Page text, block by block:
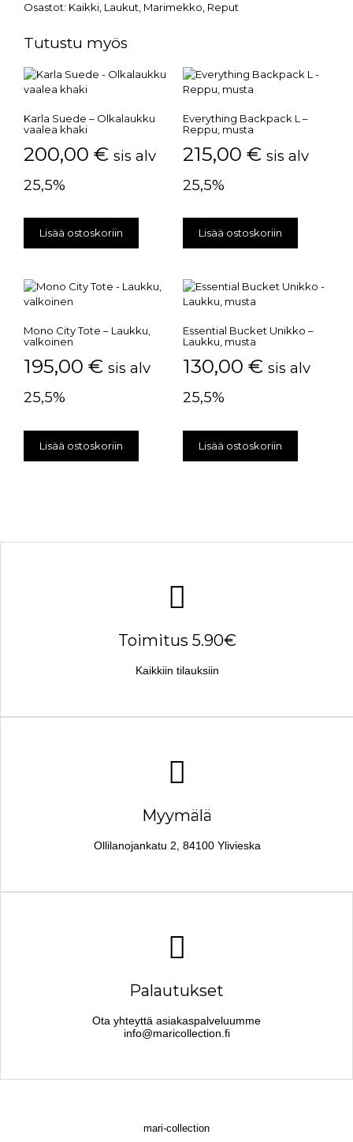
Osastot: Kaikki Laukut Marimekko Reput
Tutustu myös
Karla Suede – Olkalaukku
vaalea khaki
200,00 € sis alv
25,5%
Lisää ostoskoriin
Everything Backpack L –
Reppu, musta
215,00 € sis alv
25,5%
Lisää ostoskoriin
Mono City Tote – Laukku,
valkoinen
195,00 € sis alv
25,5%
Lisää ostoskoriin
Essential Bucket Unikko –
Laukku, musta
130,00 € sis alv
25,5%
Lisää ostoskoriin
Toimitus 5.90€
Kaikkiin tilauksiin
Myymälä
Ollilanojankatu 2, 84100 Ylivieska
Palautukset
Ota yhteyttä asiakaspalveluumme
info@maricollection.fi
mari-collection